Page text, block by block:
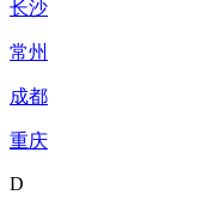
长沙
常州
成都
重庆
D